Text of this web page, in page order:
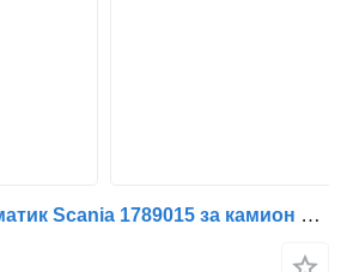
Радијатор на климатик Scania 1789015 за камион влекач Scania P,G,R,T-series (2004-2017)